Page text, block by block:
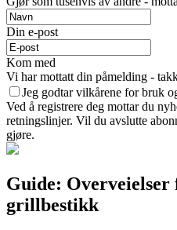
Din e-post
Kom med
Vi har mottatt din påmelding -
Jeg godtar vilkårene for bruk
Ved å registrere deg mottar du
retningslinjer. Vil du avslutte
gjøre.
Guide:
grillbestikk